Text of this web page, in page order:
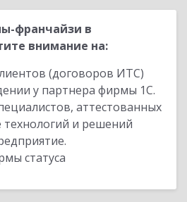
франчайзи в
внимание на:
(договоров ИТС)
у партнера фирмы 1С.
аттестованных
технологий и решений
статуса